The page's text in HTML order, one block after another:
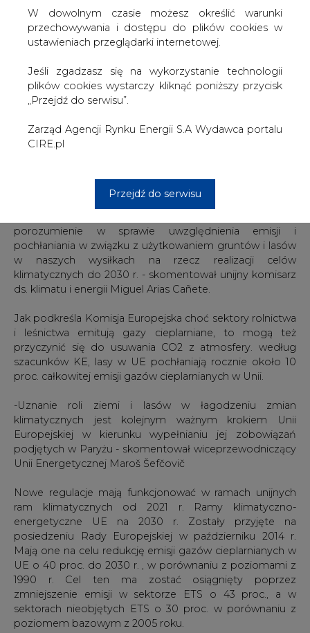
W dowolnym czasie możesz określić warunki
przechowywania i dostępu do plików cookies w
ustawieniach przeglądarki internetowej.
Jeśli zgadzasz się na wykorzystanie technologii
plików cookies wystarczy kliknąć poniższy przycisk
„Przejdź do serwisu”.
Zarząd Agencji Rynku Energii S.A Wydawca portalu
CIRE.pl
Przejdź do serwisu
LULUCF obejmuje wykorzystanie gleb, drzew, roślin,
biomasy i drewna. Odpowiadają one nie tylko za emisję
pochłaniania CO2 z atmosfery. Od tego, w jaki sposób
zasoby te są wykorzystywane, zależy to, czy więcej CO2
jest uwalniane czy pochłaniane przez np. rośliny.
Nowe regulacje mają przyczynić się do zwiększenia roli
gruntów i lasów jako pochłaniaczy emisji CO2 i zachęcać
porozumienie w sprawie uwzględnienia emisji i
pochłaniania w związku z użytkowaniem gruntów i lasów
w naszych wysiłkach na rzecz realizacji celów
klimatycznych do 2030 r. - skomentował unijny komisarz
ds. klimatu i energii Miguel Arias Cañete.
Jak podkreśla Komisja Europejska choć sektory rolnictwa
i leśnictwa emitują gazy cieplarniane, to mogą też
przyczynić się do usuwania CO2 z atmosfery. według
szacunków KE, lasy w UE pochłaniają rocznie około 10
proc. całkowitej emisji gazów cieplarnianych w Unii.
-Uznanie roli ziemi i lasów w łagodzeniu zmian
klimatycznych jest kolejnym ważnym krokiem Unii
Europejskiej w kierunku wypełnianiu jej zobowiązań
podjętych w Paryżu - skomentował wiceprzewodniczący
Unii Energetycznej Maroš Šefčovič
Nowe regulacje mają funkcjonować w ramach unijnych
ram klimatycznych od 2021 r. Ramy klimatyczno-
energetyczne UE na 2030 r. Zostały przyjęte na
posiedzeniu Rady Europejskiej w październiku 2014 r.
Mają one na celu redukcję emisji gazów cieplarnianych w
UE o 40 proc. do 2030 r. , w porównaniu z poziomami z
1990 r. Cel ten ma zostać osiągnięty poprzez
zmniejszenie emisji w sektorze ETS o 43 proc., a w
sektorach nieobjętych ETS o 30 proc. w porównaniu z
poziomem bazowym z 2005 roku.